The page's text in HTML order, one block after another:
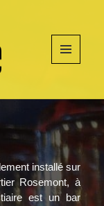
installé sur
Rosemont, à
est un bar